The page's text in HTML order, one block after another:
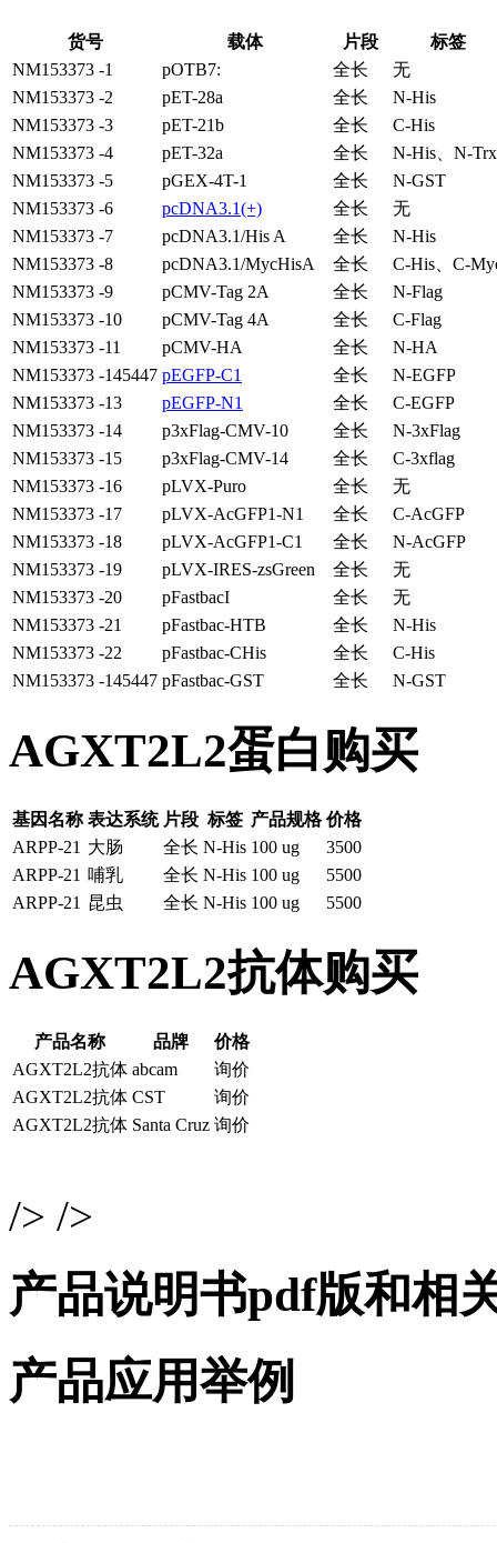
货号 载体 片段
标签
NM153373 -1
pOTB7: 全长
无
NM153373 -2
pET-28a 全长
N-His
NM153373 -3
pET-21b 全长
C-His
NM153373 -4
pET-32a 全长
N-His、N-Trx
NM153373 -5
pGEX-4T-1 全长
N-GST
NM153373 -6
pcDNA3.1(+) 全长
无
NM153373 -7
pcDNA3.1/His A 全长
N-His
NM153373 -8
pcDNA3.1/MycHisA 全长
C-His、C-
NM153373 -9
pCMV-Tag 2A 全长
N-Flag
NM153373 -10
pCMV-Tag 4A 全长
C-Flag
NM153373 -11
pCMV-HA 全长
N-HA
NM153373 -145447 pEGFP-C1 全长
N-EGFP
NM153373 -13
pEGFP-N1 全长
C-EGFP
NM153373 -14
p3xFlag-CMV-10 全长
N-3xFlag
NM153373 -15
p3xFlag-CMV-14 全长
C-3xflag
NM153373 -16
pLVX-Puro 全长
无
NM153373 -17
pLVX-AcGFP1-N1 全长
C-AcGFP
NM153373 -18
pLVX-AcGFP1-C1 全长
N-AcGFP
NM153373 -19
pLVX-IRES-zsGreen 全长
无
NM153373 -20
pFastbacI 全长
无
NM153373 -21
pFastbac-HTB 全长
N-His
NM153373 -22
pFastbac-CHis 全长
C-His
NM153373 -145447 pFastbac-GST 全长 N-GST
AGXT2L2蛋白购买
基因名称 表达系统 片段 标签 产品规格 价格
ARPP-21 大肠 全长 N-His 100 ug
3500
ARPP-21 哺乳 全长 N-His 100 ug
5500
ARPP-21 昆虫 全长 N-His 100 ug 5500
AGXT2L2抗体购买
产品名称 品牌
价格
AGXT2L2抗体 abcam
询价
AGXT2L2抗体 CST
询价
AGXT2L2抗体 Santa Cruz 询价
/> />
产品说明书pdf版和相
产品应用举例